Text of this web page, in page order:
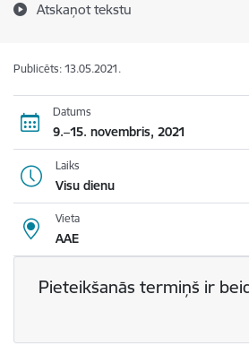
Atskaņot tekstu
Publicēts: 13.05.2021.
Datums
9.–15. novembris, 2021
Laiks
Visu dienu
Vieta
AAE
Pieteikšanās termiņš ir